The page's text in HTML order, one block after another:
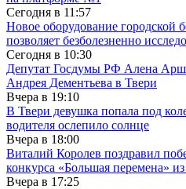
Сегодня в 11:57
Новое оборудование
позволяет безболезненно
Сегодня в 10:30
Депутат Госдумы РФ Алена
Андрея Дементьева в Твери
Вчера в 19:10
В Твери девушка попала под
водителя ослепило солнце
Вчера в 18:00
Виталий Королев поздравил
конкурса «Большая перемена»
Вчера в 17:25